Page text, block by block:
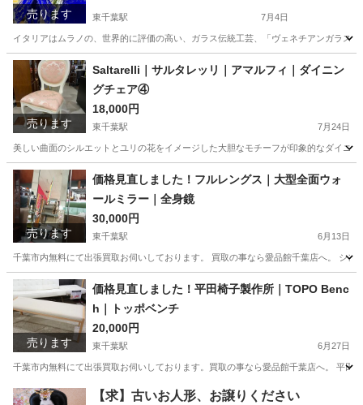
売ります 東千葉駅 7月4日
イタリアはムラノの、世界的に評価の高い、ガラス伝統工芸、「ヴェネチアンガラス
千葉 千葉市 インテリア雑貨/小物
ベネチアングラス
売ります
Saltarelli｜サルタレッリ｜アマルフィ｜ダイニン
グチェア④
18,000円
東千葉駅 7月24日
美しい曲面のシルエットとユリの花をイメージした大胆なモチーフが印象的なダイニ
千葉 千葉市 東千葉駅 椅子
売ります
価格見直しました！フルレングス｜大型全面ウォ
ールミラー｜全身鏡
30,000円
東千葉駅 6月13日
千葉市内無料にて出張買取お伺いしております。 買取の事なら愛品館千葉店へ。 シ
千葉 千葉市 東千葉駅 ミラー/鏡 ミラー
売ります
価格見直しました！平田椅子製作所｜TOPO Benc
h｜トッポベンチ
20,000円
東千葉駅 6月27日
千葉市内無料にて出張買取お伺いしております。買取の事なら愛品館千葉店へ。 平
千葉 千葉市 東千葉駅 椅子 価格
【求】古いお人形、お譲りください